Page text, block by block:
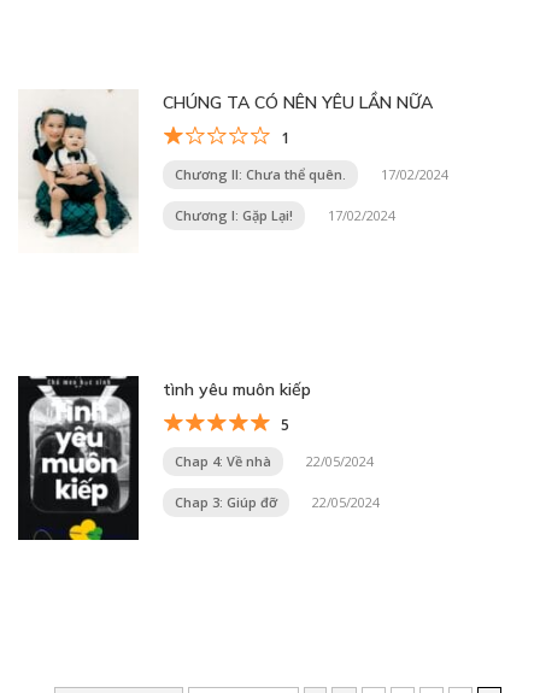
CHÚNG TA CÓ NÊN YÊU LẦN NỮA
1
Chương II: Chưa thể quên. 17/02/2024
Chương I: Gặp Lại! 17/02/2024
tình yêu muôn kiếp
5
Chap 4: Về nhà 22/05/2024
Chap 3: Giúp đỡ 22/05/2024